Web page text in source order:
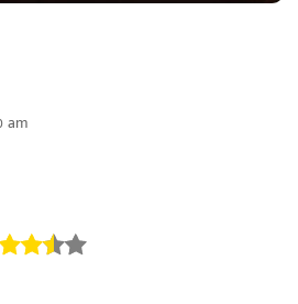
am